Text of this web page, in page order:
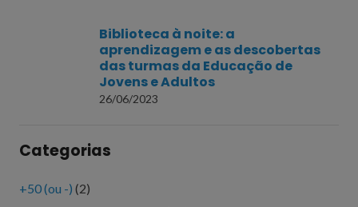
Biblioteca à noite: a
aprendizagem e as descobertas
das turmas da Educação de
Jovens e Adultos
26/06/2023
Categorias
+50 (ou -) (2)